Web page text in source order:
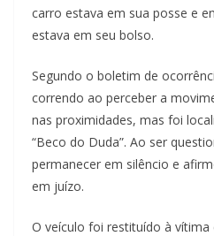
carro estava em sua posse e
estava em seu bolso.
Segundo o boletim de
correndo ao perceber a
nas proximidades, mas foi
“Beco do Duda”. Ao ser
permanecer em silêncio e
em juízo.
O veículo foi restituído à